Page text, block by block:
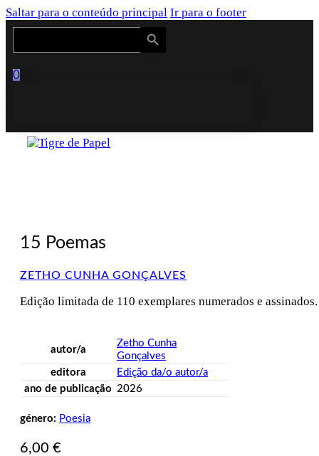
Saltar para o conteúdo principal Ir para o footer
Search
Search Button
0
15 Poemas
ZETHO CUNHA GONÇALVES
Edição limitada de 110 exemplares numerados e assinados.
autor/a
Zetho Cunha
Gonçalves
editora
Edição da/o autor/a
ano de publicação 2026
género: Poesia
6,00 €